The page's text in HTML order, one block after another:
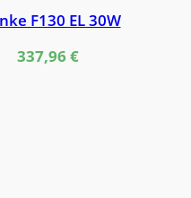
F130 EL 30W
337,96 €